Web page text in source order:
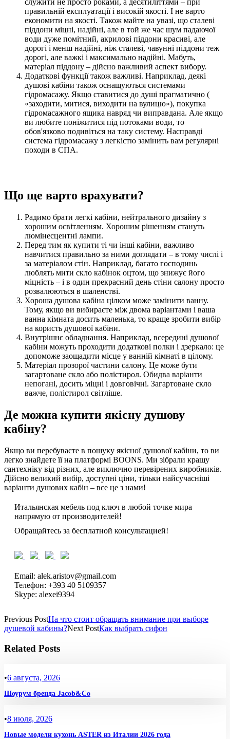
правильній експлуатації і високій якості. І не варто
економити на якості. Також майте на увазі, що сталеві
піддони міцні, надійні, але в той же час шум падаючої
води дуже помітний, акрилові піддони красиві, але
дорогі і менш надійні, ніж сталеві, чавунні піддони теж
дорогі, але важкі і максимально надійні. Мабуть,
матеріал піддону – дійсно важливий аспект вибору.
Додаткові функції також важливі. Наприклад, деякі
душові кабіни також оснащуються системами
гідромасажу. Якщо ставитися до душі прагматично (
«заходити, митися, виходити на вулицю»), покупка
гідромасажного ящика навряд чи виправдана. Але якщо
ви любите поніжитися під потоками води, то
обов'язково подивіться на таку систему. Насправді
система гідромасажу з легкістю замінить вам регулярні
походи в СПА.
Що ще варто врахувати?
Радимо брати легкі кабіни, нейтрального дизайну з
хорошим освітленням. Хорошим рішенням стануть
люмінесцентні лампи.
Перед тим як купити ті чи інші кабіни, важливо
навчитися правильно за ними доглядати – в тому числі і
за матеріалом стін. Наприклад, багато господинь
люблять мити скло кабінок оцтом, що знижує його
міцність – і в один прекрасний день стіни салону просто
розвалюються в шаленстві.
Хороша душова кабіна цілком може замінити ванну.
Тому, якщо ви вибираєте між двома варіантами і ваша
ванна кімната досить маленька, то краще зробити вибір
на користь душової кабіни.
Внутрішнє обладнання. Наприклад, всередині душової
кабіни можуть проходити додаткові полки і дзеркало: це
допоможе заощадити місце у ванній кімнаті в цілому.
Матеріал прозорої частини салону. Це може бути
загартоване скло або полістирол. Обидва варіанти
непогані, досить міцні і довговічні. Загартоване скло
важче, полістирол світліше.
Де можна купити якісну душову
кабіну?
Якщо ви перебуваєте в пошуку якісної душової кабіни, то ви
легко знайдете її на платформі BOONS. Ми зібрали кращу
сантехніку від різних, але виключно перевірених виробників.
Дійсно великий вибір, доступні ціни, тільки найсучасніші
варіанти душових кабін – все це з нами!
Итальянская мебель под ключ в любой точке мира
напрямую от производителей!
Обращайтесь за бесплатной консультацией!
Email: alek.aristov@gmail.com
Телефон: +393 40 5109357
Skype: alexei9394
Previous PostНа что стоит обращать внимание при выборе
душевой кабины?Next PostКак выбрать сифон
Related Posts
•6 августа, 2026
Шоурум бренда Jacob&Co
•8 июля, 2026
Новые модели кухонь ASTER из Италии 2026 года